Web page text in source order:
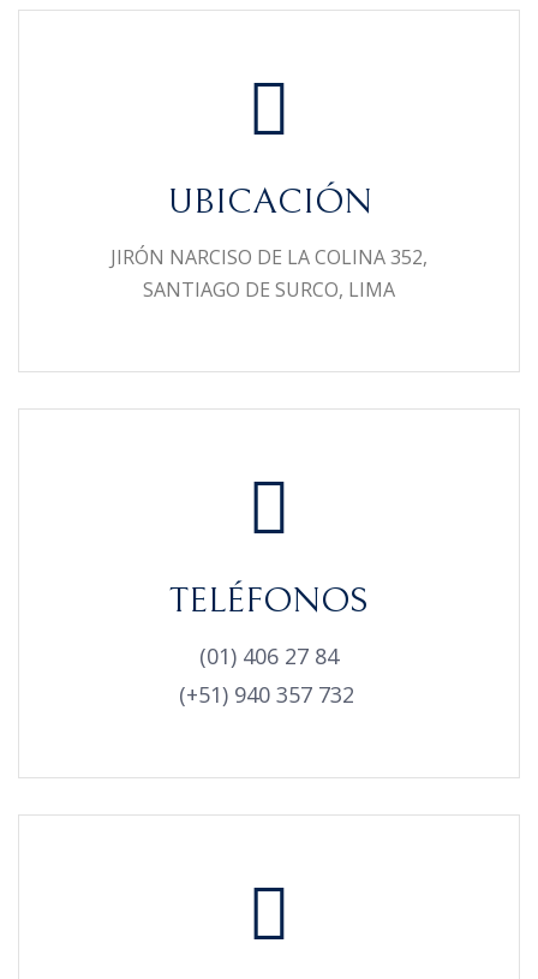
UBICACIÓN
JIRÓN NARCISO DE LA COLINA 352,
SANTIAGO DE SURCO, LIMA
TELÉFONOS
(01) 406 27 84
(+51) 940 357 732